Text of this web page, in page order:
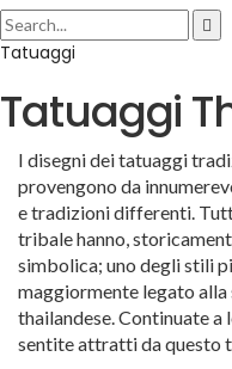
Tatuaggi
Tatuaggi
I disegni dei tatuaggi
provengono da
e tradizioni differenti.
tribale hanno,
simbolica; uno degli stili
maggiormente legato
thailandese. Continuate a
sentite attratti da questo